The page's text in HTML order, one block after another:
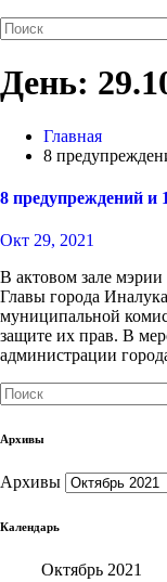
День:
Главная
8
8 предупреждений и
Окт 29, 2021
В актовом зале мэрии
Главы города
муниципальной
защите их прав. В
администрации
Архивы
Архивы
Календарь
Октябрь 2021